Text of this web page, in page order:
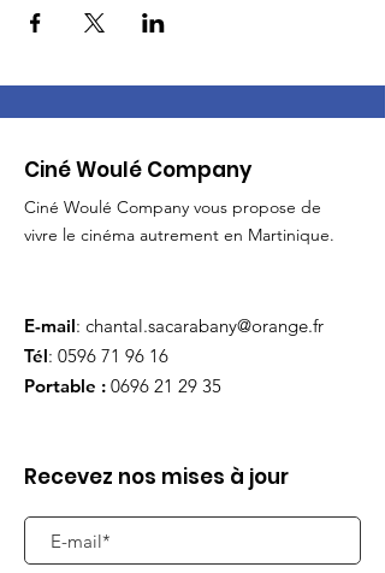
Ciné Woulé Company
Ciné Woulé Company vous propose de
vivre le cinéma autrement en Martinique.
E-mail: chantal.sacarabany@orange.fr
Tél: 0596 71 96 16
Portable : 0696 21 29 35
Recevez nos mises à jour